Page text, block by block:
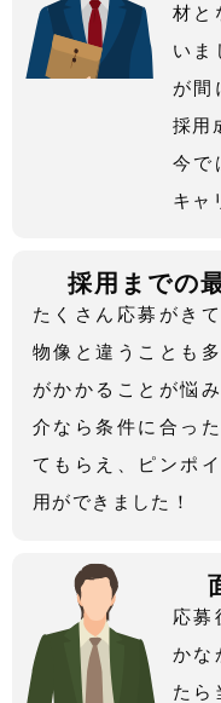
材と
いま
が間
採用
今で
キャ
採用までの
たくさん応募がき
物像と違うことも
がかかることが悩
介なら条件に合っ
てもらえ、ピンポ
用ができました！
応募
かな
たら